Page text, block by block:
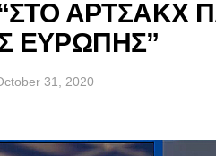
ΑΡΤΣΑΚΧ
ΕΥΡΩΠΗΣ”
31, 2020